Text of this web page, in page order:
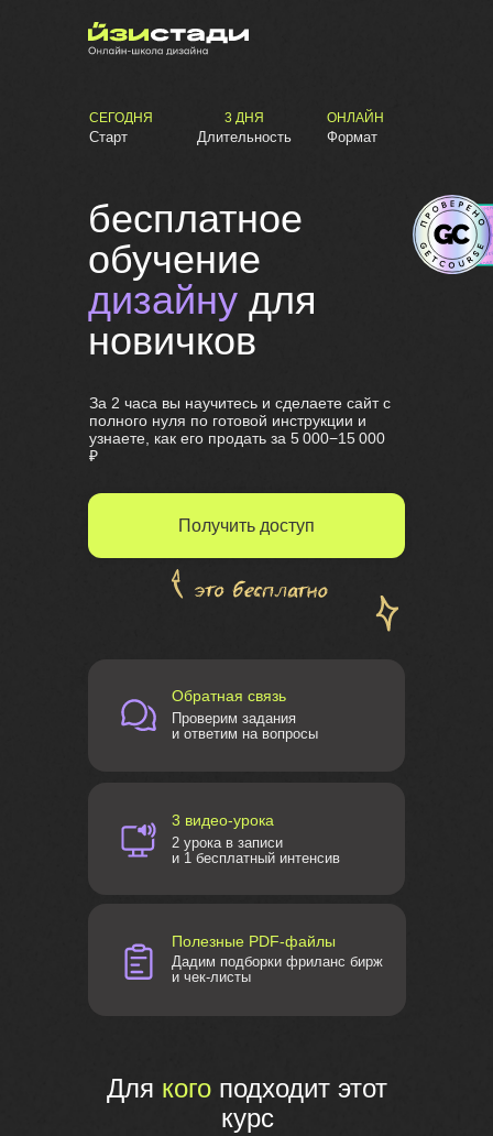
Получить доступ
бесплатное
обучение
дизайну для
новичков
3 ДНЯ
Длительность
За 2 часа вы научитесь и сделаете сайт с
полного нуля по готовой инструкции и
узнаете, как его продать за 5 000−15 000
₽
ОНЛАЙН
Обратная связь
Проверим задания
и ответим на вопросы
Формат
СЕГОДНЯ
Старт
3 видео-урока
2 урока в записи
и 1 бесплатный интенсив
Полезные PDF-файлы
Дадим подборки фриланс бирж
и чек-листы
Для кого подходит этот
курс